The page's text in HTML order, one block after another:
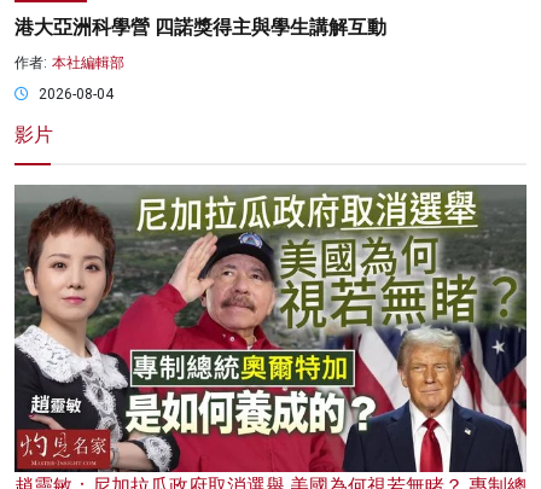
港大亞洲科學營 四諾獎得主與學生講解互動
作者: 本社編輯部
2026-08-04
影片